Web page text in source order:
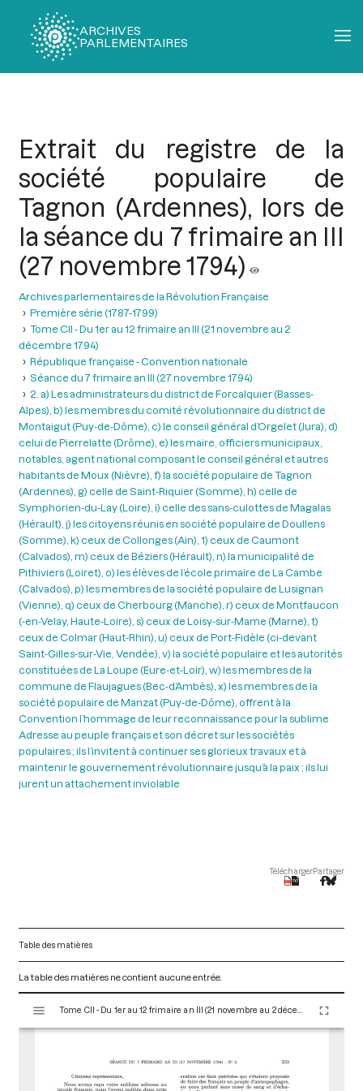
ARCHIVES
PARLEMENTAIRES
Extrait du registre de la
société populaire de
Tagnon (Ardennes), lors de
la séance du 7 frimaire an III
(27 novembre 1794)
Archives parlementaires de la Révolution Française
Première série (1787-1799)
Tome CII - Du 1er au 12 frimaire an III (21 novembre au 2
décembre 1794)
République française - Convention nationale
Séance du 7 frimaire an III (27 novembre 1794)
2. a) Les administrateurs du district de Forcalquier (Basses-
Alpes), b) les membres du comité révolutionnaire du district de
Montaigut (Puy-de-Dôme), c) le conseil général d’Orgelet (Jura), d)
celui de Pierrelatte (Drôme), e) les maire, officiers municipaux,
notables, agent national composant le conseil général et autres
habitants de Moux (Nièvre), f) la société populaire de Tagnon
(Ardennes), g) celle de Saint-Riquier (Somme), h) celle de
Symphorien-du-Lay (Loire), i) celle des sans-culottes de Magalas
(Hérault), j) les citoyens réunis en société populaire de Doullens
(Somme), k) ceux de Collonges (Ain), 1) ceux de Caumont
(Calvados), m) ceux de Béziers (Hérault), n) la municipalité de
Pithiviers (Loiret), o) les élèves de l’école primaire de La Cambe
(Calvados), p) les membres de la société populaire de Lusignan
(Vienne), q) ceux de Cherbourg (Manche), r) ceux de Montfaucon
(-en-Velay, Haute-Loire), s) ceux de Loisy-sur-Mame (Marne), t)
ceux de Colmar (Haut-Rhin), u) ceux de Port-Fidèle (ci-devant
Saint-Gilles-sur-Vie, Vendée), v) la société populaire et les autorités
constituées de La Loupe (Eure-et-Loir), w) les membres de la
commune de Flaujagues (Bec-d’Ambès), x) les membres de la
société populaire de Manzat (Puy-de-Dôme), offrent à la
Convention l’hommage de leur reconnaissance pour la sublime
Adresse au peuple français et son décret sur les sociétés
populaires ; ils l’invitent à continuer ses glorieux travaux et à
maintenir le gouvernement révolutionnaire jusqu’à la paix ; ils lui
jurent un attachement inviolable
TéléchargerPartager
Table des matières
La table des matières ne contient aucune entrée.
s